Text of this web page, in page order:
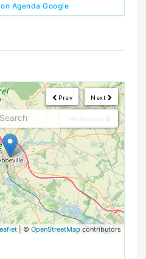
Agenda Google
Next
Prev
My Position
| © OpenStreetMap contributors